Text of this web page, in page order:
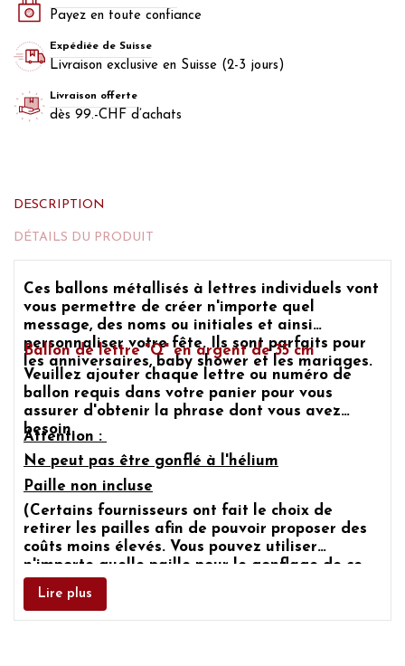
Payez en toute confiance
Expédiée de Suisse
Livraison exclusive en Suisse (2-3 jours)
Livraison offerte
dès 99.-CHF d’achats
DESCRIPTION
DÉTAILS DU PRODUIT
Ces ballons métallisés à lettres individuels vont
vous permettre de créer n'importe quel
message, des noms ou initiales et ainsi
personnaliser votre fête. Ils sont parfaits pour
les anniversaires, baby shower et les mariages.
Ballon de lettre "Q" en argentde 35 cm
Veuillez ajouter chaque lettre ou numéro de
ballon requis dans votre panier pour vous
assurer d'obtenir la phrase dont vous avez
besoin.
Attention :
Ne peut pas être gonflé à l'hélium
Paille non incluse
(Certains fournisseurs ont fait le choix de
retirer les pailles afin de pouvoir proposer des
coûts moins élevés. Vous pouvez utiliser
n'importe quelle paille pour le gonflage de ce
ballon)
Lire plus